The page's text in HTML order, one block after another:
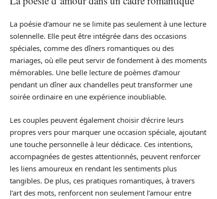
La poésie d’amour ne se limite pas seulement à une lecture
solennelle. Elle peut être intégrée dans des occasions
spéciales, comme des dîners romantiques ou des
mariages, où elle peut servir de fondement à des moments
mémorables. Une belle lecture de poèmes d’amour
pendant un dîner aux chandelles peut transformer une
soirée ordinaire en une expérience inoubliable.
Les couples peuvent également choisir d’écrire leurs
propres vers pour marquer une occasion spéciale, ajoutant
une touche personnelle à leur dédicace. Ces intentions,
accompagnées de gestes attentionnés, peuvent renforcer
les liens amoureux en rendant les sentiments plus
tangibles. De plus, ces pratiques romantiques, à travers
l’art des mots, renforcent non seulement l’amour entre